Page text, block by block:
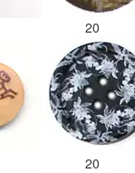
20
20